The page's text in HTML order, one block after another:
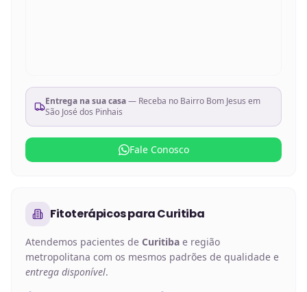
Entrega na sua casa— Receba no Bairro Bom Jesus em
São José dos Pinhais
Fale Conosco
FitoterápicosparaCuritiba
Atendemos pacientes de Curitiba e região
metropolitana com os mesmos padrões de qualidade e
entrega disponível.